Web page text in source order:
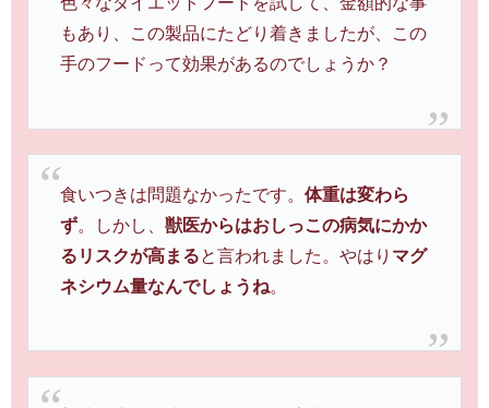
もあり、この製品にたどり着きましたが、この
手のフードって効果があるのでしょうか？
食いつきは問題なかったです。 体重は変わら
ず。しかし、 獣医からはおしっこの病気にかか
るリスクが高まると言われました。やはり マグ
ネシウム量なんでしょうね。